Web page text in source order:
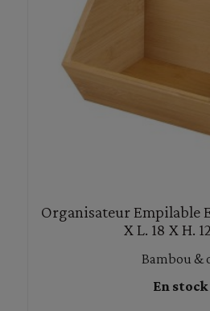
Organisateur Empilable
X L. 18 X H.
Bambou &
En stock